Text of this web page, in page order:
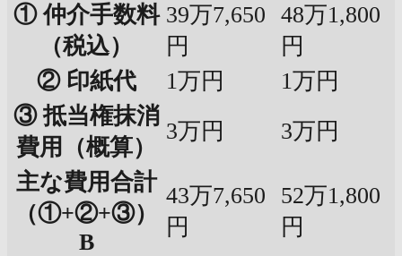
① 仲介手数料
（税込）
39万7,650
円
48万1,800
円
② 印紙代
1万円
1万円
③ 抵当権抹消
費用（概算）
3万円
3万円
主な費用合計
（①+②+③）
B
43万7,650
円
52万1,800
円